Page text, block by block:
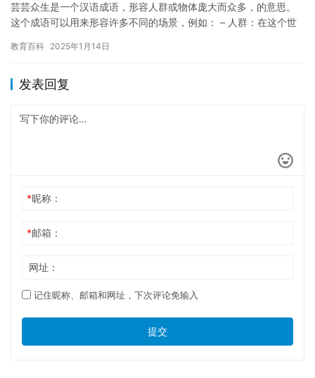
芸芸众生是一个汉语成语，形容人群或物体庞大而众多，的意思。
这个成语可以用来形容许多不同的场景，例如： – 人群：在这个世
教育百科 2025年1月14日
发表回复
*昵称：
*邮箱：
网址：
记住昵称、邮箱和网址，下次评论免输入
提交